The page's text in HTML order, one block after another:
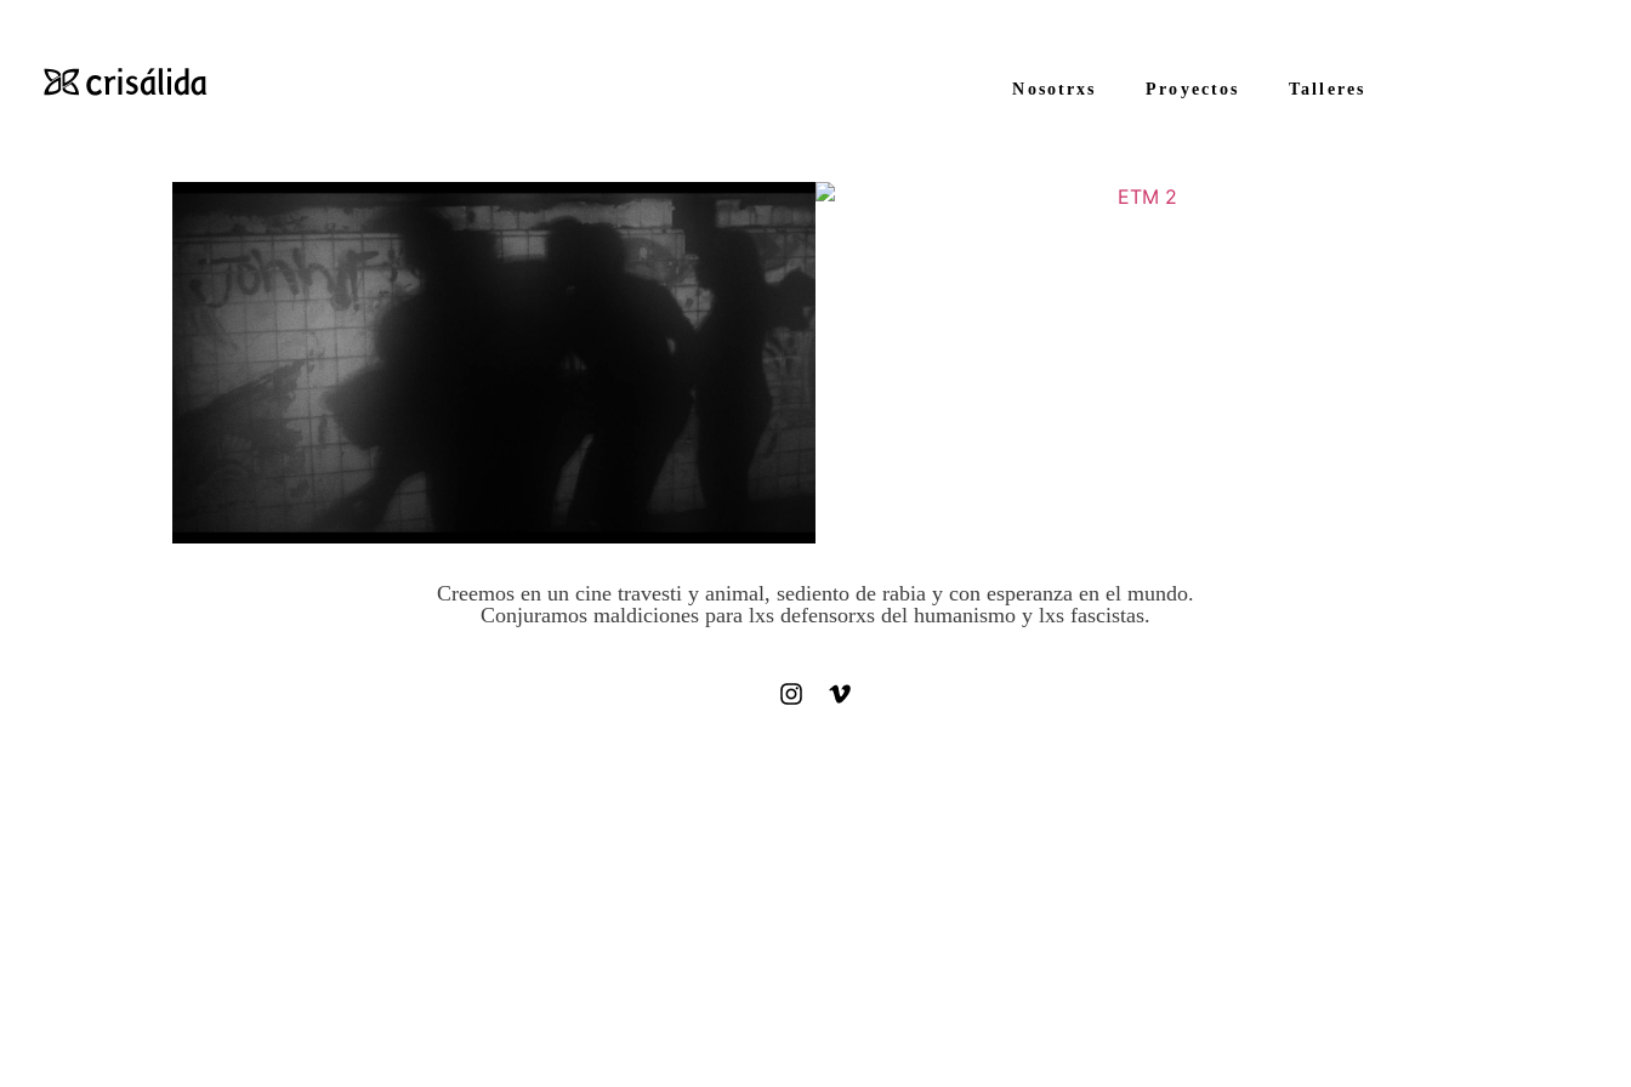
Nosotrxs Proyectos Talleres
Creemos en un cine travesti y animal, sediento de rabia y con esperanza en el mundo.
Conjuramos maldiciones para lxs defensorxs del humanismo y lxs fascistas.